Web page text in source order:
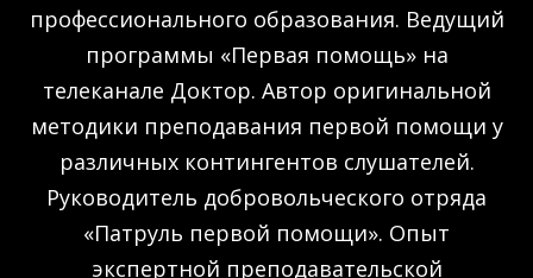
профессионального образования. Ведущий
программы «Первая помощь» на
телеканале Доктор. Автор оригинальной
методики преподавания первой помощи у
различных контингентов слушателей.
Руководитель добровольческого отряда
«Патруль первой помощи». Опыт
экспертной преподавательской